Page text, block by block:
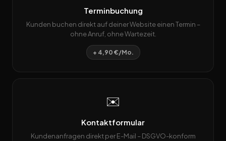
Terminbuchung
Kunden buchen direkt auf deiner Website einen Termin –
ohne Anruf, ohne Wartezeit.
+ 4,90 €/Mo.
✉️
Kontaktformular
Kundenanfragen direkt per E-Mail – DSGVO-konform